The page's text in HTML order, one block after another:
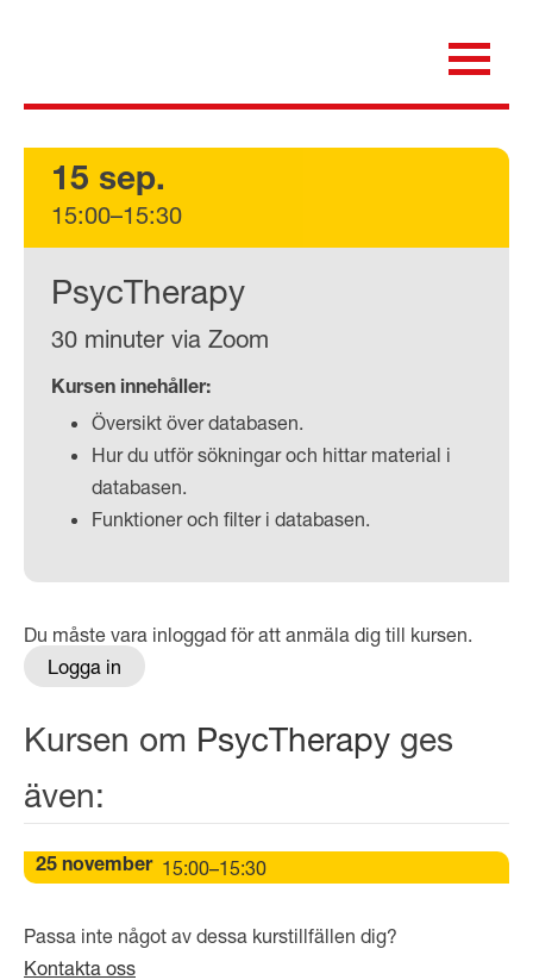
för dig som är anställd inom Region Kalmar län
15 sep.
15:00–15:30
PsycTherapy
30 minuter via Zoom
Kursen innehåller:
Översikt över databasen.
Hur du utför sökningar och hittar material i
databasen.
Funktioner och filter i databasen.
Du måste vara inloggad för att anmäla dig till kursen.
Logga in
Kursen om PsycTherapy ges
även:
25 november 15:00–15:30
Passa inte något av dessa kurstillfällen dig?
Kontakta oss